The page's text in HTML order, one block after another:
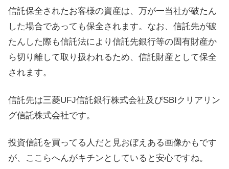
信託保全されたお客様の資産は、万が一当社が破たん
した場合であっても保全されます。なお、信託先が破
たんした際も信託法により信託先銀行等の固有財産か
ら切り離して取り扱われるため、信託財産として保全
されます。
信託先は三菱UFJ信託銀行株式会社及びSBIクリアリン
グ信託株式会社です。
投資信託を買ってる人だと見おぼえある画像かもです
が、ここらへんがキチンとしていると安心ですね。